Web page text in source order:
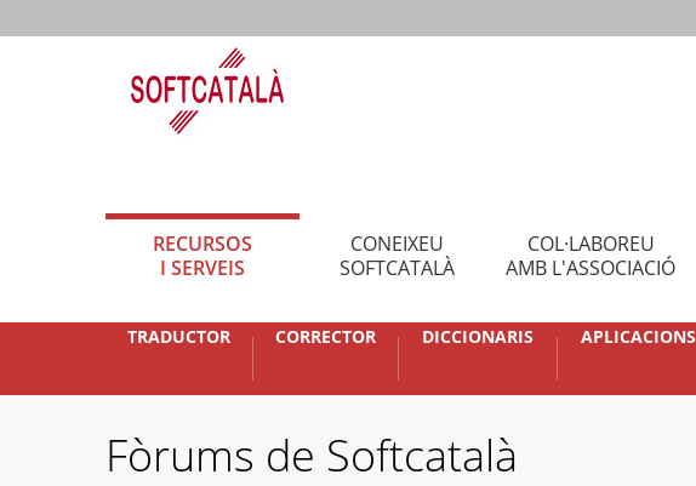
RECURSOS
I SERVEIS
CONEIXEU
SOFTCATALÀ
COL·LABOREU
AMB L'ASSOCIACIÓ
TRADUCTOR CORRECTOR DICCIONARIS APLICACIONS
Fòrums de Softcatalà